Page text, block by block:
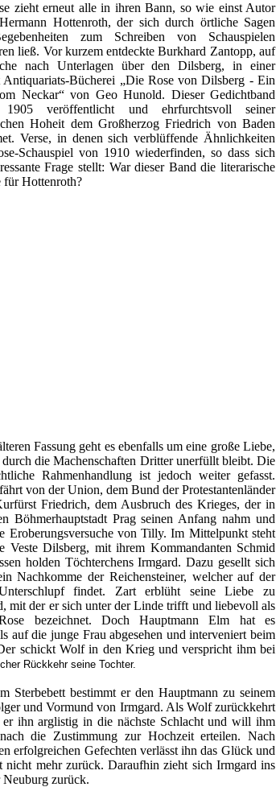
zieht erneut alle in ihren Bann, so wie einst Autor
Hottenroth, der sich durch örtliche Sagen
zum Schreiben von Schauspielen
ließ. Vor kurzem entdeckte Burkhard Zantopp, auf
nach Unterlagen über den Dilsberg, in einer
Antiquariats-Bücherei „Die Rose von Dilsberg - Ein
Neckar“ von Geo Hunold. Dieser Gedichtband
1905 veröffentlicht und ehrfurchtsvoll seiner
Hoheit dem Großherzog Friedrich von Baden
Verse, in denen sich verblüffende Ähnlichkeiten
Schauspiel von 1910 wiederfinden, so dass sich
Frage stellt: War dieser Band die literarische
für Hottenroth?
Fassung geht es ebenfalls um eine große Liebe,
die Machenschaften Dritter unerfüllt bleibt. Die
Rahmenhandlung ist jedoch weiter gefasst.
von der Union, dem Bund der Protestantenländer
Friedrich, dem Ausbruch des Krieges, der in
Böhmerhauptstadt Prag seinen Anfang nahm und
Eroberungsversuche von Tilly. Im Mittelpunkt steht
Veste Dilsberg, mit ihrem Kommandanten Schmid
holden Töchterchens Irmgard. Dazu gesellt sich
Nachkomme der Reichensteiner, welcher auf der
findet. Zart erblüht seine Liebe zu
mit der er sich unter der Linde trifft und liebevoll als
bezeichnet. Doch Hauptmann Elm hat es
auf die junge Frau abgesehen und interveniert beim
schickt Wolf in den Krieg und verspricht ihm bei
Rückkehr seine Tochter.
Sterbebett bestimmt er den Hauptmann zu seinem
und Vormund von Irmgard. Als Wolf zurückkehrt
er ihn arglistig in die nächste Schlacht und will ihm
die Zustimmung zur Hochzeit erteilen. Nach
erfolgreichen Gefechten verlässt ihn das Glück und
nicht mehr zurück. Daraufhin zieht sich Irmgard ins
zurück.